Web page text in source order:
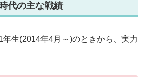
代の主な戦績
生(2014年4月～)のときから、実力